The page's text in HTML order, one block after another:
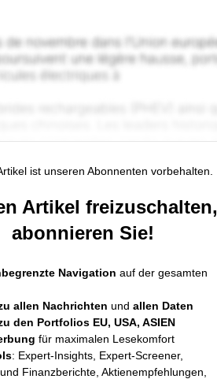
ist unseren Abonnenten vorbehalten.
Artikel freizuschalten,
abonnieren Sie!
Navigation auf der gesamten
allen Nachrichten undallen Daten
den Portfolios EU, USA, ASIEN
für maximalen Lesekomfort
: Expert-Insights, Expert-Screener,
Finanzberichte, Aktienempfehlungen,